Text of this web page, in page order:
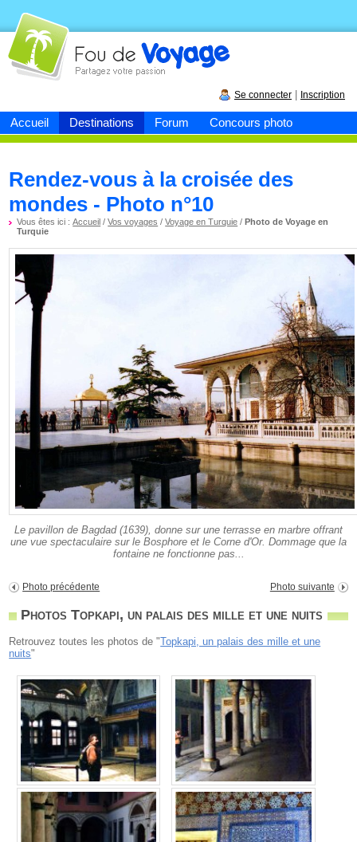
Accueil Destinations Forum Concours photo
Fou devoyage
Se connecter Inscription
Rendez-vous à la croisée des
mondes - Photo n°10
Vous êtes ici :Accueil /Vos voyages /Voyage en Turquie /Photo de Voyage en
Turquie
Le pavillon de Bagdad (1639), donne sur une terrasse en marbre offrant
une vue spectaculaire sur le Bosphore et le Corne d'Or. Dommage que la
fontaine ne fonctionne pas...
Photo précédente Photo suivante
Photos Topkapi, un palais des mille et une nuits
Retrouvez toutes les photos de "Topkapi, un palais des mille et une
nuits"